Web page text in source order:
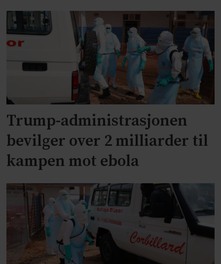
Trump-administrasjonen
bevilger over 2 milliarder til
kampen mot ebola